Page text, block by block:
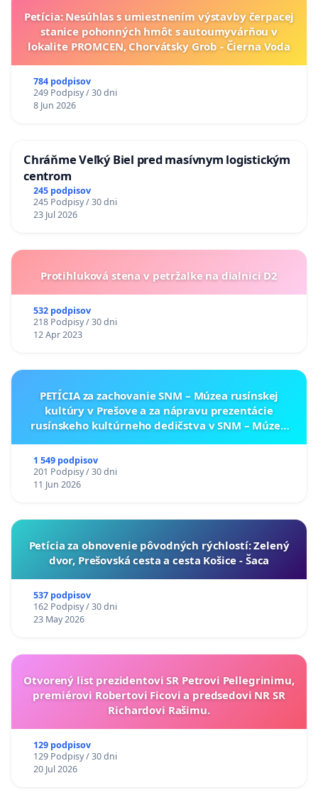
Petícia: Nesúhlas s umiestnením výstavby čerpacej
stanice pohonných hmôt s autoumyvárňou v
lokalite PROMCEN, Chorvátsky Grob - Čierna Voda
784 podpisov
249 Podpisy / 30 dni
8 Jun 2026
Chráňme Veľký Biel pred masívnym logistickým
centrom
245 podpisov
245 Podpisy / 30 dni
23 Jul 2026
Protihluková stena v petržalke na dialnici D2
532 podpisov
218 Podpisy / 30 dni
12 Apr 2023
PETÍCIA za zachovanie SNM – Múzea rusínskej
kultúry v Prešove a za nápravu prezentácie
rusínskeho kultúrneho dedičstva v SNM – Múzeu
1 549 podpisov
201 Podpisy / 30 dni
11 Jun 2026
​Petícia za obnovenie pôvodných rýchlostí: Zelený
dvor, Prešovská cesta a cesta Košice - Šaca
537 podpisov
162 Podpisy / 30 dni
23 May 2026
Otvorený list prezidentovi SR Petrovi Pellegrinimu,
premiérovi Robertovi Ficovi a predsedovi NR SR
Richardovi Rašimu.
129 podpisov
129 Podpisy / 30 dni
20 Jul 2026